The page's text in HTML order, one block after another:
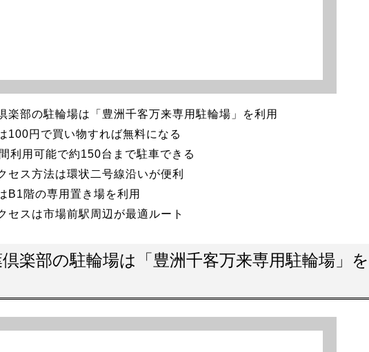
楽部の駐輪場は「豊洲千客万来専用駐輪場」を利用
100円で買い物すれば無料になる
利用可能で約150台まで駐車できる
セス方法は環状二号線沿いが便利
B1階の専用置き場を利用
セスは市場前駅周辺が最適ルート
楽部の駐輪場は「豊洲千客万来専用駐輪場」を